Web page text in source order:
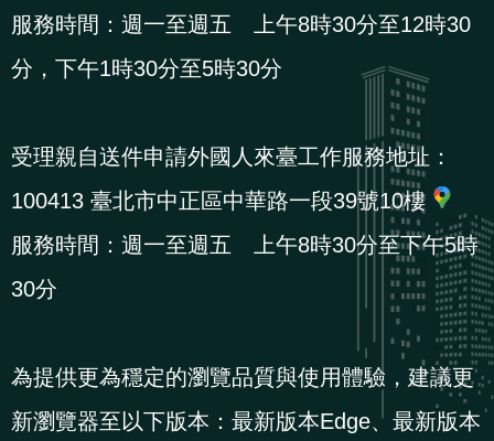
服務時間：週一至週五 上午8時30分至12時30
分，下午1時30分至5時30分
受理親自送件申請外國人來臺工作服務地址：
100413 臺北市中正區中華路一段39號10樓
服務時間：週一至週五 上午8時30分至下午5時
30分
為提供更為穩定的瀏覽品質與使用體驗，建議更
新瀏覽器至以下版本：最新版本Edge、最新版本